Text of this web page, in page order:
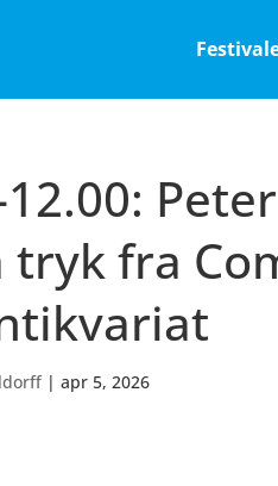
fra
|apr 5, 2026